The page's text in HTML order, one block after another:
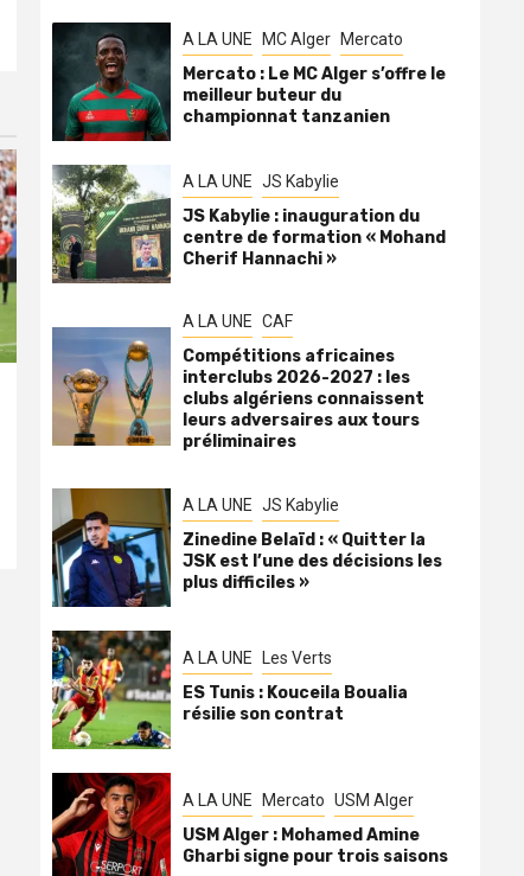
A LA UNE MC Alger Mercato
Mercato : Le MC Alger s’offre le
meilleur buteur du
championnat tanzanien
A LA UNE JS Kabylie
JS Kabylie : inauguration du
centre de formation « Mohand
Cherif Hannachi »
A LA UNE CAF
Compétitions africaines
interclubs 2026-2027 : les
clubs algériens connaissent
leurs adversaires aux tours
préliminaires
A LA UNE JS Kabylie
Zinedine Belaïd : « Quitter la
JSK est l’une des décisions les
plus difficiles »
A LA UNE Les Verts
ES Tunis : Kouceila Boualia
résilie son contrat
A LA UNE Mercato USM Alger
USM Alger : Mohamed Amine
Gharbi signe pour trois saisons